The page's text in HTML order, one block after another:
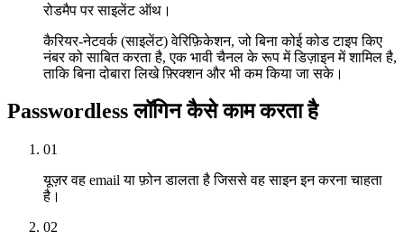
रोडमैप पर साइलेंट ऑथ।
कैरियर-नेटवर्क (साइलेंट) वेरिफ़िकेशन, जो बिना कोई कोड टाइप किए
नंबर को साबित करता है, एक भावी चैनल के रूप में डिज़ाइन में शामिल है,
ताकि बिना दोबारा लिखे फ़्रिक्शन और भी कम किया जा सके।
Passwordless लॉगिन कैसे काम करता है
01
यूज़र वह email या फ़ोन डालता है जिससे वह साइन इन करना चाहता
है।
02